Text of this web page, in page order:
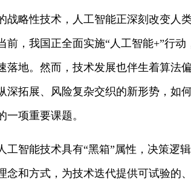
战略性技术，人工智能正深刻改变人
，我国正全面实施“人工智能+”行
落地。然而，技术发展也伴生着算法
深拓展、风险复杂交织的新形势，如
项重要课题。
工智能技术具有“黑箱”属性，决策逻
念和方式，为技术迭代提供可试验的